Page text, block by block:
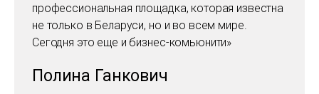
профессиональная площадка, которая известна
не только в Беларуси, но и во всем мире.
Сегодня это еще и бизнес-комьюнити»
Полина Ганкович